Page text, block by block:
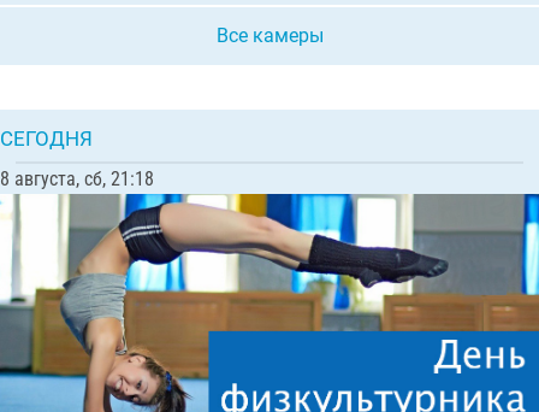
Все камеры
СЕГОДНЯ
8 августа, сб, 21:18